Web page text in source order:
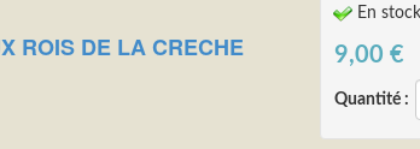
En stock
9,00 €
Quantité :
ROIS DE LA CRECHE